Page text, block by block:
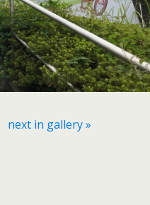
next in gallery »